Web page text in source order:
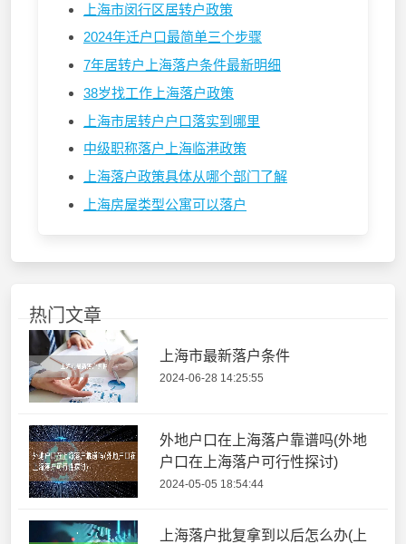
上海市闵行区居转户政策
2024年迁户口最简单三个步骤
7年居转户上海落户条件最新明细
38岁找工作上海落户政策
上海市居转户户口落实到哪里
中级职称落户上海临港政策
上海落户政策具体从哪个部门了解
上海房屋类型公寓可以落户
热门文章
上海市最新落户条件
2024-06-28 14:25:55
外地户口在上海落户靠谱吗(外地
户口在上海落户可行性探讨)
2024-05-05 18:54:44
上海落户批复拿到以后怎么办(上